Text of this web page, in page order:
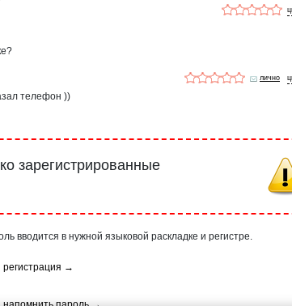
лично
телефон ))
зарегистрированные
вводится в нужной языковой раскладке и регистре.
регистрация →